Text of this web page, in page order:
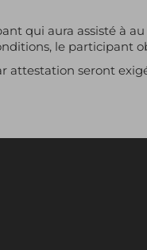
qui aura assisté à
le participant
attestation seront